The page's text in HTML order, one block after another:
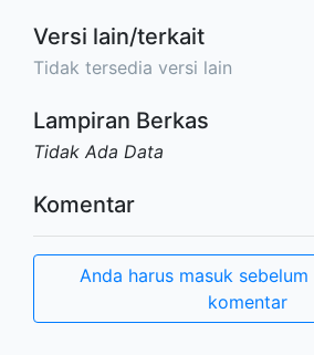
Versi lain/terkait
Tidak tersedia versi lain
Lampiran Berkas
Tidak Ada Data
Komentar
Anda harus masuk
komentar